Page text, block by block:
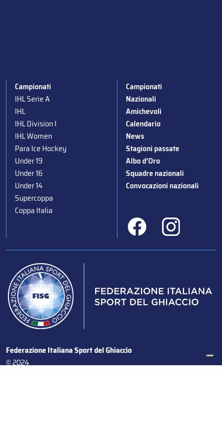
Campionati
IHL Serie A
IHL
IHL Division I
IHL Women
Para Ice Hockey
Under 19
Under 16
Under 14
Supercoppa
Coppa Italia
Campionati
Nazionali
Amichevoli
Calendario
News
Stagioni passate
Albo d’Oro
Squadre nazionali
Convocazioni nazionali
Federazione Italiana Sport del Ghiaccio
© 2024